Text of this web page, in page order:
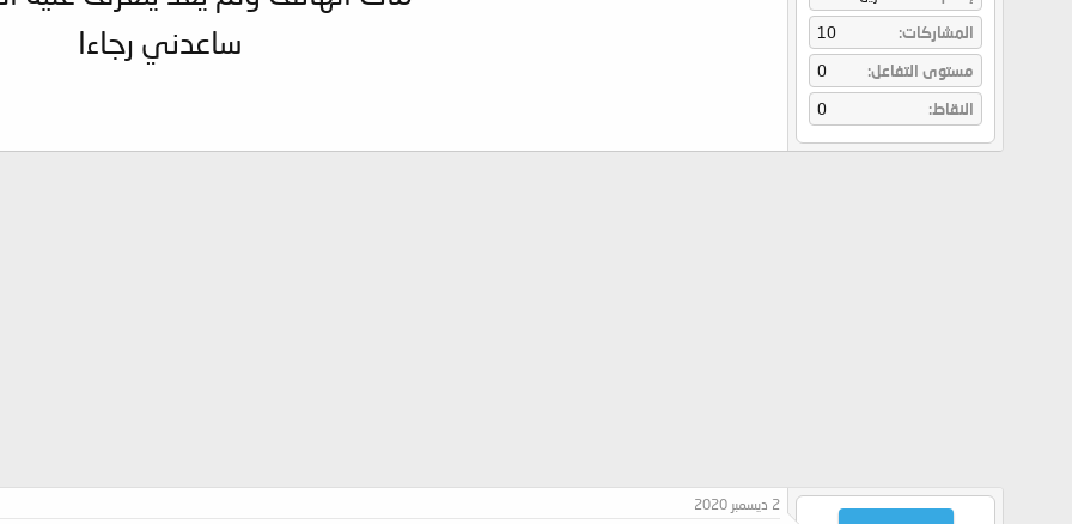
المشاركات
10
مستوى التفاعل
0
النقاط
0
ساعدني رجاءا
2 ديسمبر 2020